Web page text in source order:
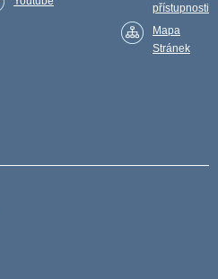
přístupnosti
Mapa
Stránek